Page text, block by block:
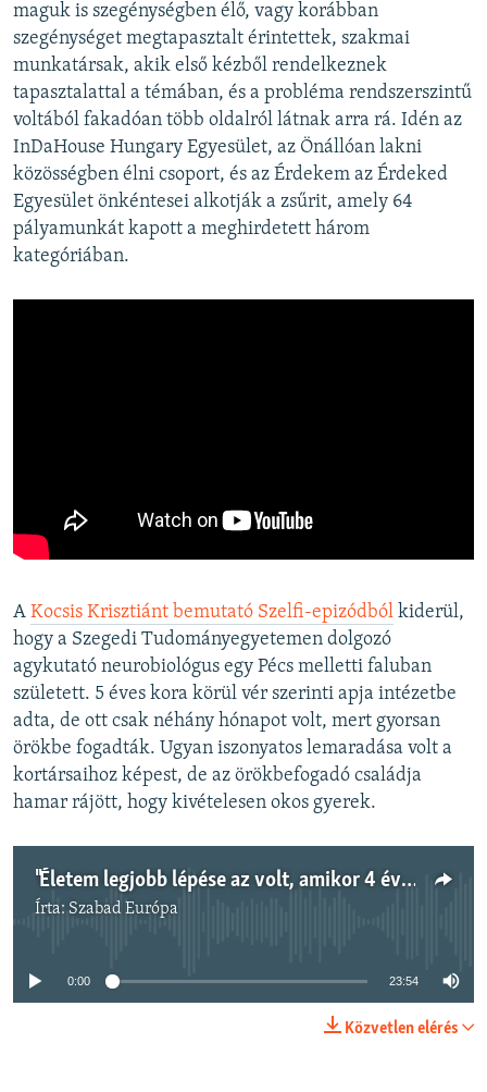
maguk is szegénységben élő, vagy korábban
szegénységet megtapasztalt érintettek, szakmai
munkatársak, akik első kézből rendelkeznek
tapasztalattal a témában, és a probléma rendszerszintű
voltából fakadóan több oldalról látnak arra rá. Idén az
InDaHouse Hungary Egyesület, az Önállóan lakni
közösségben élni csoport, és az Érdekem az Érdeked
Egyesület önkéntesei alkotják a zsűrit, amely 64
pályamunkát kapott a meghirdetett három
kategóriában.
A Kocsis Krisztiánt bemutató Szelfi-epizódból kiderül,
hogy a Szegedi Tudományegyetemen dolgozó
agykutató neurobiológus egy Pécs melletti faluban
született. 5 éves kora körül vér szerinti apja intézetbe
adta, de ott csak néhány hónapot volt, mert gyorsan
örökbe fogadták. Ugyan iszonyatos lemaradása volt a
kortársaihoz képest, de az örökbefogadó családja
hamar rájött, hogy kivételesen okos gyerek.
"Életem legjobb lépése az volt, amikor 4 évesen tüzet raktam a budapesti lakásban" - interjú Kocsis Krisztián neurobiológussal
Írta: Szabad Európa
Jelenleg nincs elérhető tartalom
0:00 23:54
Közvetlen elérés